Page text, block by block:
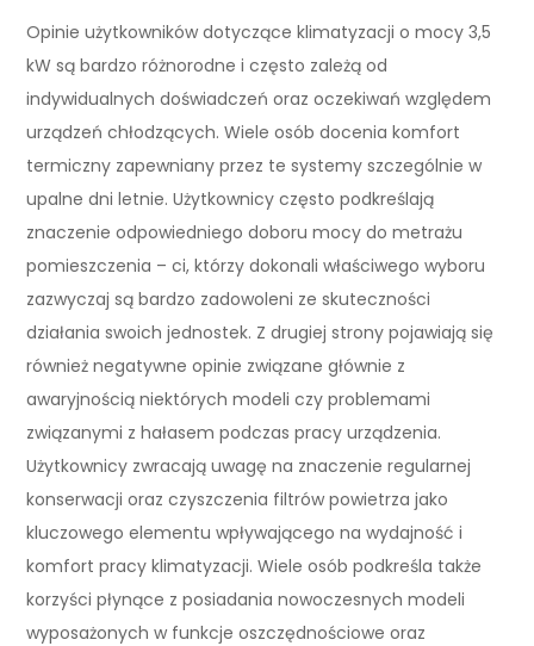
Opinie użytkowników dotyczące klimatyzacji o mocy 3,5
kW są bardzo różnorodne i często zależą od
indywidualnych doświadczeń oraz oczekiwań względem
urządzeń chłodzących. Wiele osób docenia komfort
termiczny zapewniany przez te systemy szczególnie w
upalne dni letnie. Użytkownicy często podkreślają
znaczenie odpowiedniego doboru mocy do metrażu
pomieszczenia – ci, którzy dokonali właściwego wyboru
zazwyczaj są bardzo zadowoleni ze skuteczności
działania swoich jednostek. Z drugiej strony pojawiają się
również negatywne opinie związane głównie z
awaryjnością niektórych modeli czy problemami
związanymi z hałasem podczas pracy urządzenia.
Użytkownicy zwracają uwagę na znaczenie regularnej
konserwacji oraz czyszczenia filtrów powietrza jako
kluczowego elementu wpływającego na wydajność i
komfort pracy klimatyzacji. Wiele osób podkreśla także
korzyści płynące z posiadania nowoczesnych modeli
wyposażonych w funkcje oszczędnościowe oraz